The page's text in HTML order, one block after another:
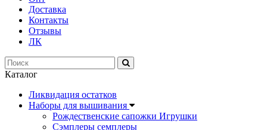
Доставка
Контакты
Отзывы
ЛК
Каталог
Ликвидация остатков
Наборы для вышивания
Рождественские сапожки Игрушки
Сэмплеры семплеры